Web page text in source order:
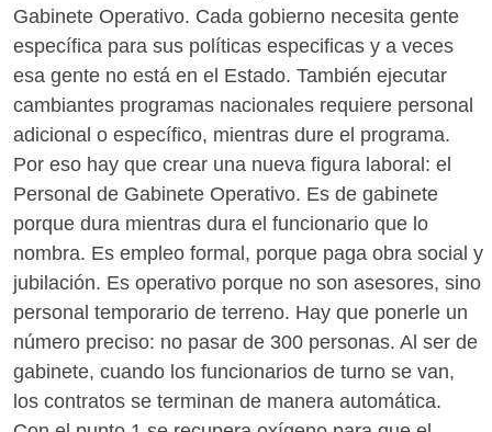
Gabinete Operativo. Cada gobierno necesita gente
específica para sus políticas especificas y a veces
esa gente no está en el Estado. También ejecutar
cambiantes programas nacionales requiere personal
adicional o específico, mientras dure el programa.
Por eso hay que crear una nueva figura laboral: el
Personal de Gabinete Operativo. Es de gabinete
porque dura mientras dura el funcionario que lo
nombra. Es empleo formal, porque paga obra social y
jubilación. Es operativo porque no son asesores, sino
personal temporario de terreno. Hay que ponerle un
número preciso: no pasar de 300 personas. Al ser de
gabinete, cuando los funcionarios de turno se van,
los contratos se terminan de manera automática.